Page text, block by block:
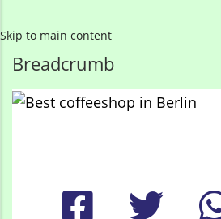
Skip to main content
Breadcrumb